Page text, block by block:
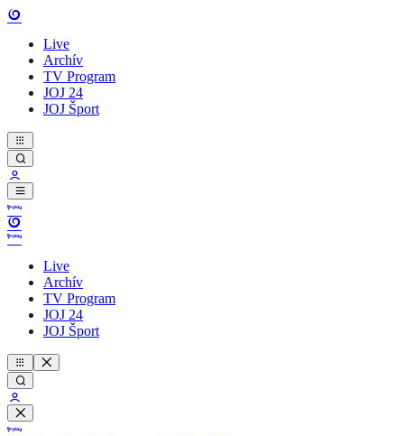
Live
Archív
TV Program
JOJ 24
JOJ Šport
Live
Archív
TV Program
JOJ 24
JOJ Šport